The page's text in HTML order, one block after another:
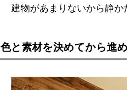
建物があまりないから静か
色と素材を決めてから進